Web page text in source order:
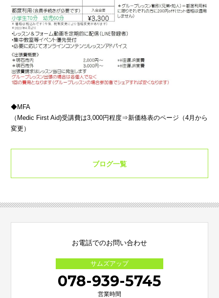
◆MFA
（Medic First Aid)受講費は3,000円程度⇒新価格表のページ（4月から
変更）
ブログ一覧
お電話でのお問い合わせ
サムズアップ
078-939-5745
営業時間